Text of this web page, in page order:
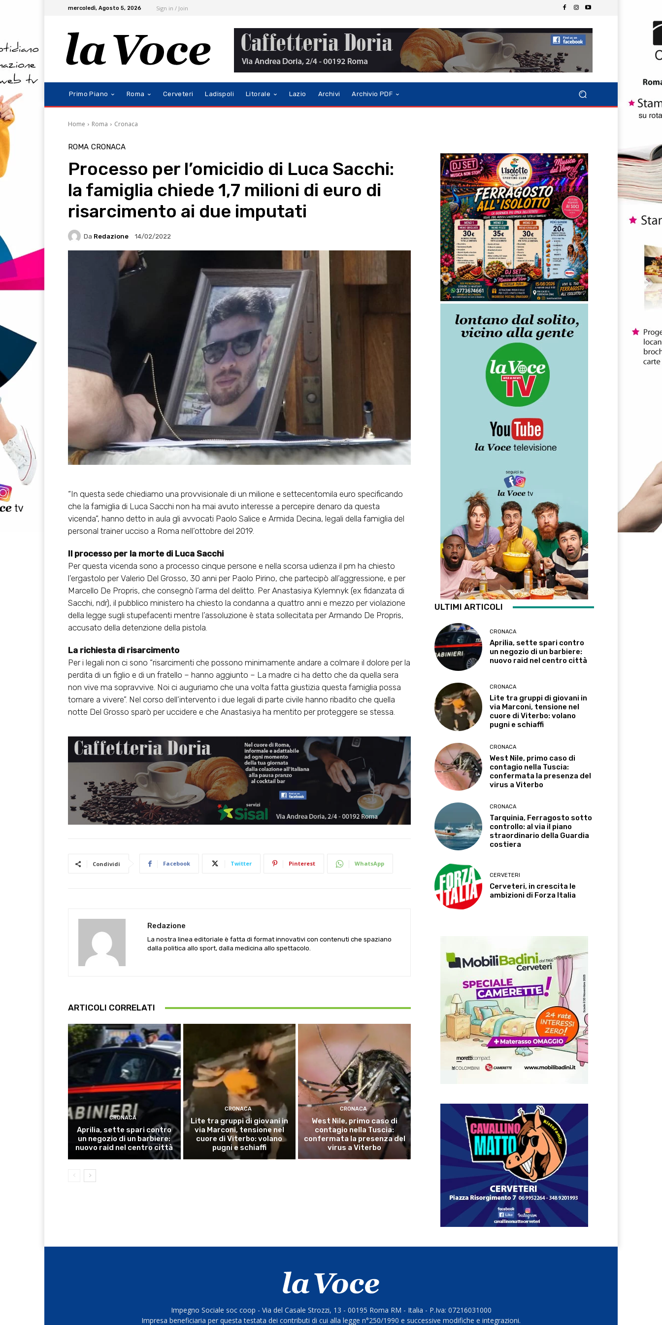
mercoledì, Agosto 5, 2026 Sign in / Join
Primo Piano Roma Cerveteri Ladispoli Litorale Lazio Archivi Archivio PDF
Home Roma Cronaca
ROMA CRONACA
Processo per l’omicidio di Luca Sacchi:
la famiglia chiede 1,7 milioni di euro di
risarcimento ai due imputati
Da Redazione 14/02/2022
“In questa sede chiediamo una provvisionale di un milione e settecentomila euro specificando
che la famiglia di Luca Sacchi non ha mai avuto interesse a percepire denaro da questa
vicenda”, hanno detto in aula gli avvocati Paolo Salice e Armida Decina, legali della famiglia del
personal trainer ucciso a Roma nell’ottobre del 2019.
Il processo per la morte di Luca Sacchi
Per questa vicenda sono a processo cinque persone e nella scorsa udienza il pm ha chiesto
l’ergastolo per Valerio Del Grosso, 30 anni per Paolo Pirino, che partecipò all’aggressione, e per
Marcello De Propris, che consegnò l’arma del delitto. Per Anastasiya Kylemnyk (ex fidanzata di
Sacchi, ndr), il pubblico ministero ha chiesto la condanna a quattro anni e mezzo per violazione
della legge sugli stupefacenti mentre l’assoluzione è stata sollecitata per Armando De Propris,
accusato della detenzione della pistola.
La richiesta di risarcimento
Per i legali non ci sono “risarcimenti che possono minimamente andare a colmare il dolore per la
perdita di un figlio e di un fratello – hanno aggiunto – La madre ci ha detto che da quella sera
non vive ma sopravvive. Noi ci auguriamo che una volta fatta giustizia questa famiglia possa
tornare a vivere”. Nel corso dell’intervento i due legali di parte civile hanno ribadito che quella
notte Del Grosso sparò per uccidere e che Anastasiya ha mentito per proteggere se stessa.
Condividi Facebook Twitter Pinterest WhatsApp
Redazione
La nostra linea editoriale è fatta di format innovativi con contenuti che spaziano
dalla politica allo sport, dalla medicina allo spettacolo.
ARTICOLI CORRELATI
CRONACA
Aprilia, sette spari contro
un negozio di un barbiere:
nuovo raid nel centro città
CRONACA
Lite tra gruppi di giovani in
via Marconi, tensione nel
cuore di Viterbo: volano
pugni e schiaffi
CRONACA
West Nile, primo caso di
contagio nella Tuscia:
confermata la presenza del
virus a Viterbo
ULTIMI ARTICOLI
CRONACA
Aprilia, sette spari contro
un negozio di un barbiere:
nuovo raid nel centro città
CRONACA
Lite tra gruppi di giovani in
via Marconi, tensione nel
cuore di Viterbo: volano
pugni e schiaffi
CRONACA
West Nile, primo caso di
contagio nella Tuscia:
confermata la presenza del
virus a Viterbo
CRONACA
Tarquinia, Ferragosto sotto
controllo: al via il piano
straordinario della Guardia
costiera
CERVETERI
Cerveteri, in crescita le
ambizioni di Forza Italia
Impegno Sociale soc coop - Via del Casale Strozzi, 13 - 00195 Roma RM - Italia - P.Iva: 07216031000
Impresa beneficiaria per questa testata dei contributi di cui alla legge n°250/1990 e successive modifiche e integrazioni.